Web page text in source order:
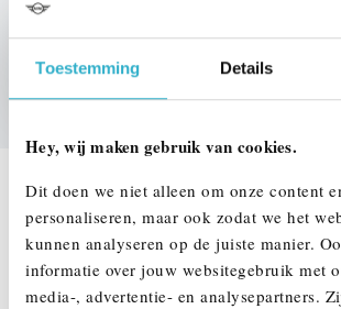
Toestemming Details
Hey, wij maken gebruik van cookies.
Dit doen we niet alleen om onze content
personaliseren, maar ook zodat we het
kunnen analyseren op de juiste manier.
informatie over jouw websitegebruik met
media-, advertentie- en analysepartners.
DEZE ZIJN VERGELIJKBAAR